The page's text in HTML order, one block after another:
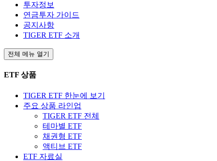
투자정보
연금투자 가이드
공지사항
TIGER ETF 소개
전체 메뉴 열기
ETF 상품
TIGER ETF 한눈에 보기
주요 상품 라인업
TIGER ETF 전체
테마별 ETF
채권형 ETF
액티브 ETF
ETF 자료실